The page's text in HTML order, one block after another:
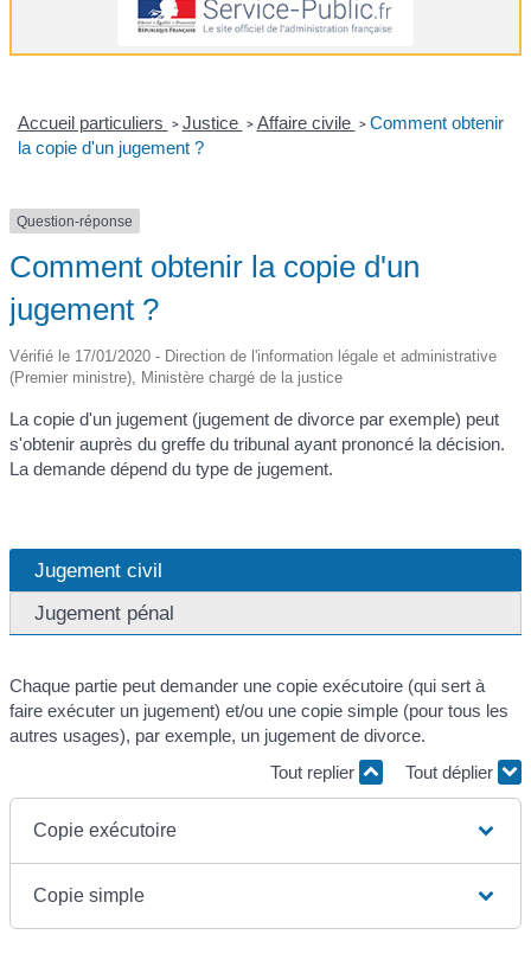
Accueil particuliers > Justice > Affaire civile > Comment obtenir
la copie d'un jugement ?
Question-réponse
Comment obtenir la copie d'un
jugement ?
Vérifié le 17/01/2020 - Direction de l'information légale et administrative
(Premier ministre), Ministère chargé de la justice
La copie d'un jugement (jugement de divorce par exemple) peut
s'obtenir auprès du greffe du tribunal ayant prononcé la décision.
La demande dépend du type de jugement.
Jugement civil
Jugement pénal
Chaque partie peut demander une copie exécutoire (qui sert à
faire exécuter un jugement) et/ou une copie simple (pour tous les
autres usages), par exemple, un jugement de divorce.
Tout replier
Tout déplier
Copie exécutoire
Copie simple